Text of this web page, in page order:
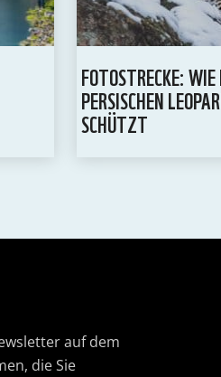
FOTOSTRECKE:
PERSISCHEN
SCHÜTZT
auf dem
die Sie